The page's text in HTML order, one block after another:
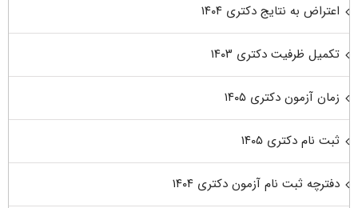
اعتراض به نتایج دکتری ۱۴۰۴
تکمیل ظرفیت دکتری ۱۴۰۳
زمان آزمون دکتری ۱۴۰۵
ثبت نام دکتری ۱۴۰۵
دفترچه ثبت نام آزمون دکتری ۱۴۰۴